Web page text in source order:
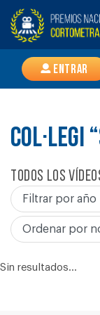
Entrar
COL·LEGI
Todos los
Sin resultados...